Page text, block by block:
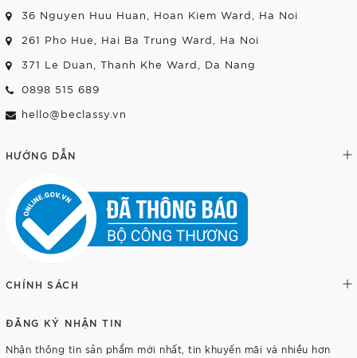
36 Nguyen Huu Huan, Hoan Kiem Ward, Ha Noi
261 Pho Hue, Hai Ba Trung Ward, Ha Noi
371 Le Duan, Thanh Khe Ward, Da Nang
0898 515 689
hello@beclassy.vn
HƯỚNG DẪN
CHÍNH SÁCH
ĐĂNG KÝ NHẬN TIN
Nhận thông tin sản phẩm mới nhất, tin khuyến mãi và nhiều hơn